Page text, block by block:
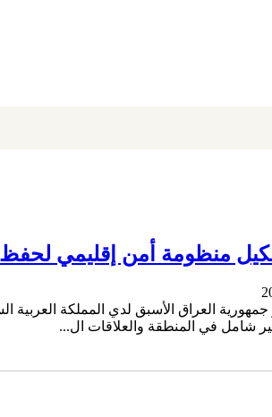
منظومة أمن إقليمي
شامل في المنطقة والعلاقات ال...